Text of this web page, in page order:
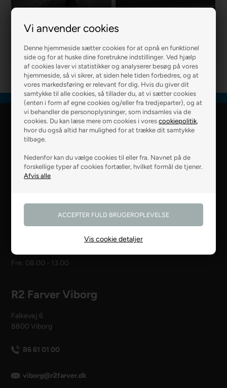
Vi anvender cookies
Denne hjemmeside sætter cookies for at opnå en funktionel
side og for at huske dine foretrukne indstillinger. Ved hjælp
af cookies laver vi statistikker og analyserer besøg på vores
hjemmeside, så vi sikrer, at siden hele tiden forbedres, og at
vores markedsføring er relevant for dig. Hvis du giver dit
samtykke til alle cookies, så tillader du, at vi sætter cookies
(enten i form af egne cookies og/eller fra tredjeparter), og at
vi behandler de personoplysninger, som indsamles via de
cookies. Du kan læse mere om cookies i vorescookiepolitik,
hvor du også altid har mulighed for at trække dit samtykke
tilbage.
Nedenfor kan du vælge cookies til eller fra. Navnet på de
forskellige typer af cookies fortæller, hvilket formål de tjener.
Vis cookie detaljer
R2 MURER
R2 Farver Webshop
8800 Viborg
28 99 50 14
webshop@r2.dk
Man - tors: 08.00 - 16.00
Fre: 08.00 - 13.00
R2 Farver Viborg
Falkevej 6
8800 Viborg
86 61 01 00
viborg@r2farver.dk